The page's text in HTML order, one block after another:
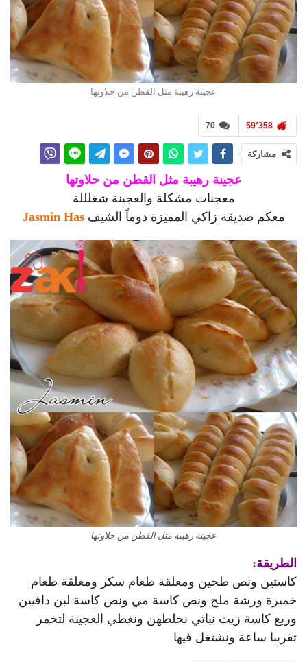
عجينة رهيبة مثل القطن من حلاوتها
70 59٬358
مشاركة
عجينة رهيبة مثل القطن من حلاوتها
معجنات مشكلة والعجينة شغلللة
معكم صديقة زاكي المميزة دوماً الشيفJasmin Has
عجينة رهيبة مثل القطن من حلاوتها
الطريقة:
كاستين ونص طحين ومعلقة طعام سكر ومعلقة طعام
خميرة ورشة ملح ونص كاسة مي ونص كاسة لبن دافيين
وربع كاسة زيت نباتي نخلطهن ونغطي العجينة لتخمر
تقريبا ساعة ونشتغل فيها